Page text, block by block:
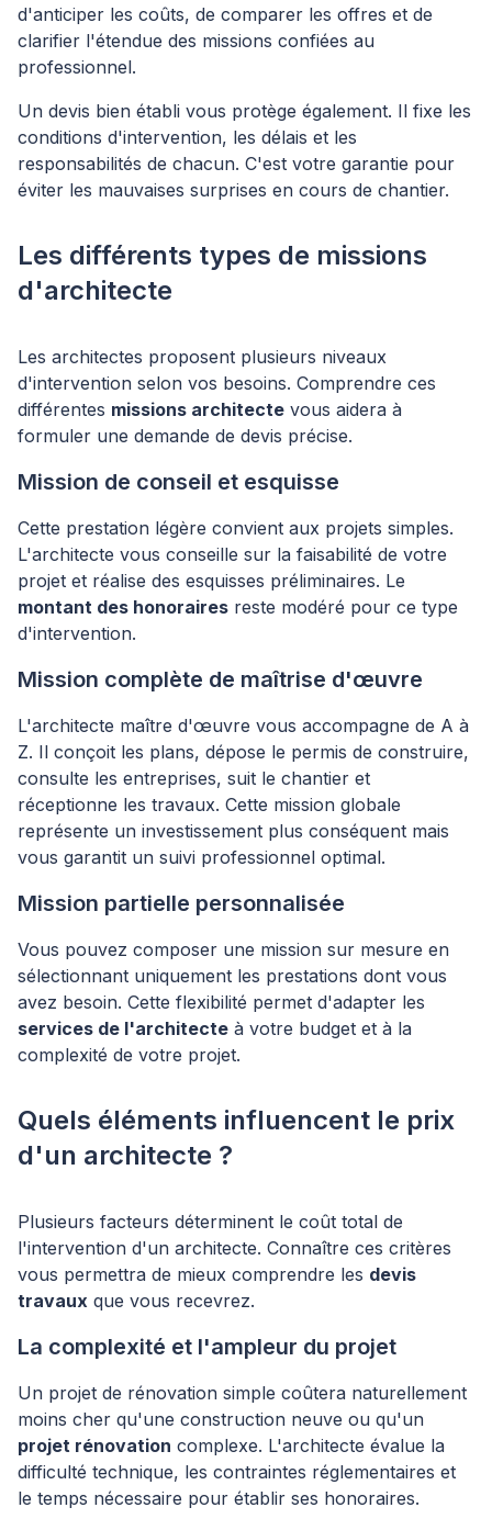
d'anticiper les coûts, de comparer les offres et de
clarifier l'étendue des missions confiées au
professionnel.
Un devis bien établi vous protège également. Il fixe les
conditions d'intervention, les délais et les
responsabilités de chacun. C'est votre garantie pour
éviter les mauvaises surprises en cours de chantier.
Les différents types de missions
d'architecte
Les architectes proposent plusieurs niveaux
d'intervention selon vos besoins. Comprendre ces
différentes missions architecte vous aidera à
formuler une demande de devis précise.
Mission de conseil et esquisse
Cette prestation légère convient aux projets simples.
L'architecte vous conseille sur la faisabilité de votre
projet et réalise des esquisses préliminaires. Le
montant des honoraires reste modéré pour ce type
d'intervention.
Mission complète de maîtrise d'œuvre
L'architecte maître d'œuvre vous accompagne de A à
Z. Il conçoit les plans, dépose le permis de construire,
consulte les entreprises, suit le chantier et
réceptionne les travaux. Cette mission globale
représente un investissement plus conséquent mais
vous garantit un suivi professionnel optimal.
Mission partielle personnalisée
Vous pouvez composer une mission sur mesure en
sélectionnant uniquement les prestations dont vous
avez besoin. Cette flexibilité permet d'adapter les
services de l'architecte à votre budget et à la
complexité de votre projet.
Quels éléments influencent le prix
d'un architecte ?
Plusieurs facteurs déterminent le coût total de
l'intervention d'un architecte. Connaître ces critères
vous permettra de mieux comprendre les devis
travaux que vous recevrez.
La complexité et l'ampleur du projet
Un projet de rénovation simple coûtera naturellement
moins cher qu'une construction neuve ou qu'un
projet rénovation complexe. L'architecte évalue la
difficulté technique, les contraintes réglementaires et
le temps nécessaire pour établir ses honoraires.